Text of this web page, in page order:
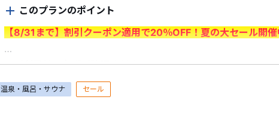
このプランのポイント
【8/31まで】割引クーポン適用で20％OFF！夏の大セール開
＜ご利用前に必ずご確認ください＞
・7/1（水）～8/31（月）出発分が対象です。＜申込期間：7/1
・割引はクーポン利用時に適用されます。
温泉・風呂・サウナ セール